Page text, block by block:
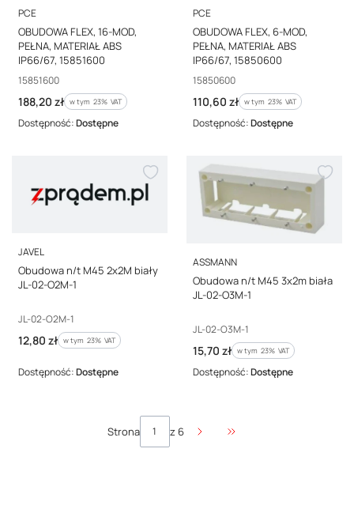
PRODUCENT
PCE
OBUDOWA FLEX, 16-MOD,
PEŁNA, MATERIAŁ ABS
IP66/67, 15851600
Kod producenta
15851600
Cena brutto
188,20 zł w tym %s VAT
w tym 23% VAT
Dostępność:Dostępne
PRODUCENT
PCE
OBUDOWA FLEX, 6-MOD,
PEŁNA, MATERIAŁ ABS
IP66/67, 15850600
Kod producenta
15850600
Cena brutto
110,60 zł w tym %s VAT
w tym 23% VAT
Dostępność:Dostępne
PRODUCENT
JAVEL
Obudowa n/t M45 2x2M biały
JL-02-O2M-1
Kod producenta
JL-02-O2M-1
Cena brutto
12,80 zł w tym %s VAT
w tym 23% VAT
Dostępność:Dostępne
PRODUCENT
ASSMANN
Obudowa n/t M45 3x2m biała
JL-02-O3M-1
Kod producenta
JL-02-O3M-1
Cena brutto
15,70 zł w tym %s VAT
w tym 23% VAT
Dostępność:Dostępne
Strona z 6
Przejdź do ostatniej